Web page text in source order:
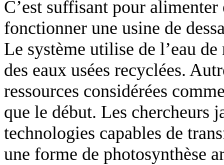
C’est suffisant pour
fonctionner une usine de
Le système utilise de l’eau
des eaux usées recyclées.
ressources considérées
que le début. Les chercheurs
technologies capables de
une forme de photosynthèse